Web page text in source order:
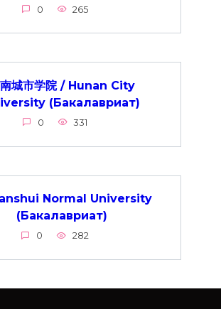
0 265
城市学院 / Hunan City
(Бакалавриат)
0 331
Normal University
(Бакалавриат)
0 282